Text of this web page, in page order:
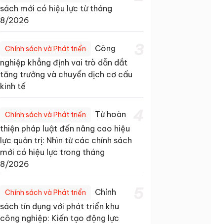
sách mới có hiệu lực từ tháng
8/2026
Chính sách và Phát triển
Công
nghiệp khẳng định vai trò dẫn dắt
tăng trưởng và chuyển dịch cơ cấu
kinh tế
Chính sách và Phát triển
Từ hoàn
thiện pháp luật đến nâng cao hiệu
lực quản trị: Nhìn từ các chính sách
mới có hiệu lực trong tháng
8/2026
Chính sách và Phát triển
Chính
sách tín dụng với phát triển khu
công nghiệp: Kiến tạo động lực